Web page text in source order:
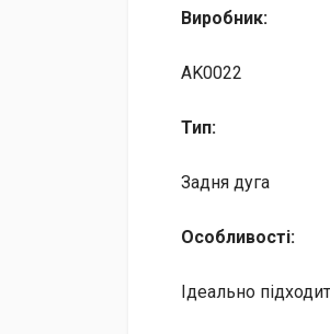
Виробник:
AK0022
Тип:
Задня дуга
Особливості:
Ідеально